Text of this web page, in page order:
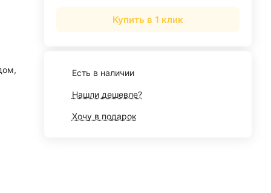
Купить в 1 клик
Есть в наличии
Нашли дешевле?
Хочу в подарок